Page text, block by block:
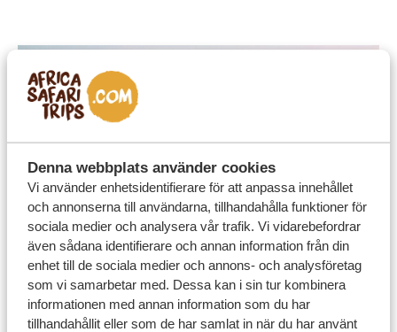
Denna webbplats använder cookies
Vi använder enhetsidentifierare för att anpassa innehållet
och annonserna till användarna, tillhandahålla funktioner för
sociala medier och analysera vår trafik. Vi vidarebefordrar
även sådana identifierare och annan information från din
enhet till de sociala medier och annons- och analysföretag
som vi samarbetar med. Dessa kan i sin tur kombinera
informationen med annan information som du har
tillhandahållit eller som de har samlat in när du har använt
Kapstaden